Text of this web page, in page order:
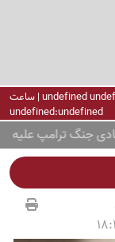
undefined undefined undefined undefined | ساعت
undefined:undefined
ترامپ علیه